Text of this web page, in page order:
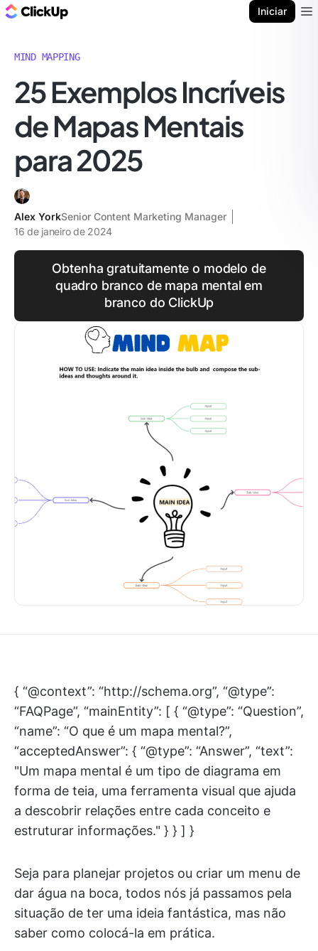
Iniciar
MIND MAPPING
25 Exemplos Incríveis
de Mapas Mentais
para 2025
Alex YorkSenior Content Marketing Manager
16 de janeiro de 2024
Obtenha gratuitamente o modelo de
quadro branco de mapa mental em
branco do ClickUp
{ “@context”: “http://schema.org”, “@type”:
“FAQPage”, “mainEntity”: [ { “@type”: “Question”,
“name”: “O que é um mapa mental?”,
“acceptedAnswer”: { “@type”: “Answer”, “text”:
"Um mapa mental é um tipo de diagrama em
forma de teia, uma ferramenta visual que ajuda
a descobrir relações entre cada conceito e
estruturar informações." } } ] }
Seja para planejar projetos ou criar um menu de
dar água na boca, todos nós já passamos pela
situação de ter uma ideia fantástica, mas não
saber como colocá-la em prática.